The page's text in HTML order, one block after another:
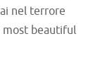
nel terrore
most beautiful